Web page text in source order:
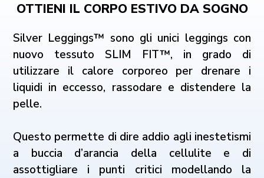
OTTIENI IL CORPO ESTIVO DA SOGNO
Silver Leggings™ sono gli unici leggings con
nuovo tessuto SLIM FIT™, in grado di
utilizzare il calore corporeo per drenare i
liquidi in eccesso, rassodare e distendere la
pelle.
Questo permette di dire addio agli inestetismi
a buccia d’arancia della cellulite e di
assottigliare i punti critici modellando la